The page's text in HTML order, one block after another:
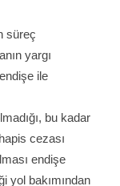
süreç
yargı
ile
bu kadar
cezası
endişe
yol bakımından